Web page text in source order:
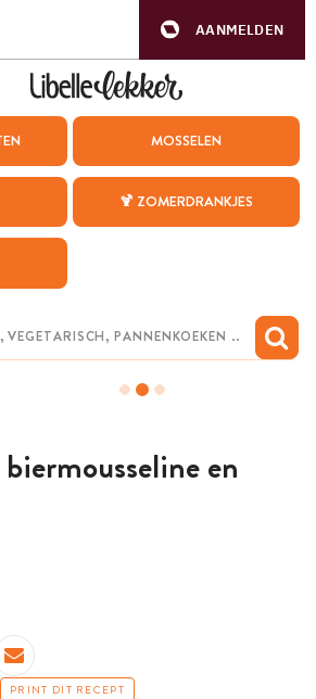
AANMELDEN
MOSSELEN
🍹 ZOMERDRANKJES
en
PRINT DIT RECEPT